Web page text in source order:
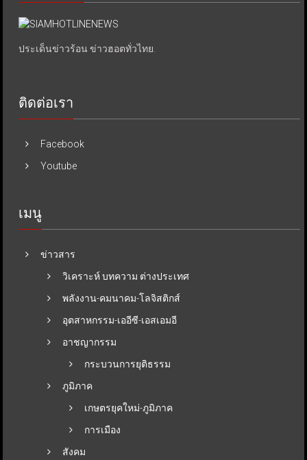
ประเด็นข่าวร้อน ข่าวฮอตทั่วไทย.
ติดต่อเรา
Facebook
Youtube
เมนู
ข่าวสาร
วิเคราะห์ บทความ ต่างประเทศ
พลังงาน-คมนาคม-โลจิสติกส์
อุตสาหกรรม-เออีซี-เอสเอมอี
อาชญากรรม
กระบวนการยุติธรรม
ภูมิภาค
เกษตรยุคใหม่-ภูมิภาค
การเมือง
สังคม